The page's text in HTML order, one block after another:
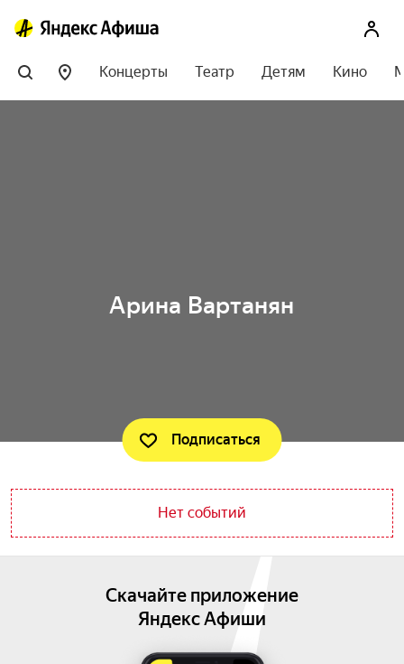
Концерты Театр Детям Кино
Арина Вартанян
Подписаться
Нет событий
Скачайте приложение
Яндекс Афиши